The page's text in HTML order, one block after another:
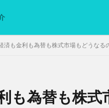
済も金利も為替も株式市場もどうなる
も為替も株式
PC グリグリ画像 マレ